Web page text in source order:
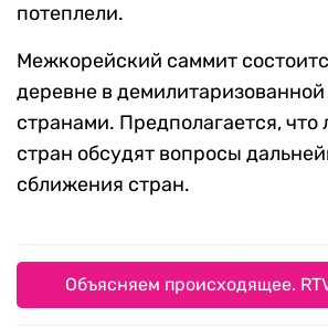
потеплели.
Межкорейский саммит
деревне в
странами. Предполагается, что
стран обсудят вопросы
сближения стран.
Объясняем происходящее.